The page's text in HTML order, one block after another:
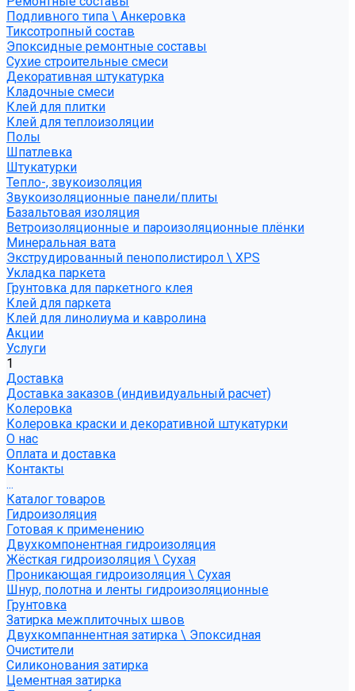
Подливного типа \ Анкеровка
Тиксотропный состав
Эпоксидные ремонтные составы
Сухие строительные смеси
Декоративная штукатурка
Кладочные смеси
Клей для плитки
Клей для теплоизоляции
Полы
Шпатлевка
Штукатурки
Тепло-, звукоизоляция
Звукоизоляционные панели/плиты
Базальтовая изоляция
Ветроизоляционные и пароизоляционные плёнки
Минеральная вата
Экструдированный пенополистирол \ XPS
Укладка паркета
Грунтовка для паркетного клея
Клей для паркета
Клей для линолиума и кавролина
Акции
Услуги
1
Доставка
Доставка заказов (индивидуальный расчет)
Колеровка
Колеровка краски и декоративной штукатурки
О нас
Оплата и доставка
Контакты
...
Каталог товаров
Гидроизоляция
Готовая к применению
Двухкомпонентная гидроизоляция
Жёсткая гидроизоляция \ Сухая
Проникающая гидроизоляция \ Сухая
Шнур, полотна и ленты гидроизоляционные
Грунтовка
Затирка межплиточных швов
Двухкомпаннентная затирка \ Эпоксидная
Очистители
Силиконования затирка
Цементная затирка